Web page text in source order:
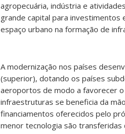
agropecuária, indústria e
grande capital para investimentos
espaço urbano na formação de
A modernização nos países
(superior), dotando os países
aeroportos de modo a favorecer
infraestruturas se beneficia da
financiamentos oferecidos pelo
menor tecnologia são